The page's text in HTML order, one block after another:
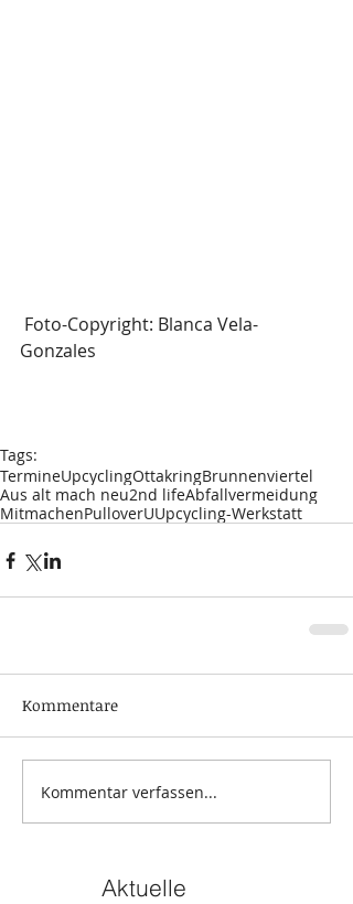
Gonzales
Tags:
TermineUpcyclingOttakringBrunnenviertel
Aus alt mach neu2nd lifeAbfallvermeidung
MitmachenPulloverUUpcycling-Werkstatt
Kommentare
Kommentar verfassen...
Aktuelle